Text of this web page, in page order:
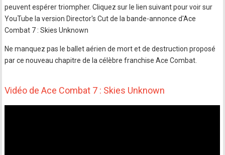
peuvent espérer triompher. Cliquez sur le lien suivant pour voir sur
YouTube la version Director's Cut de la bande-annonce d'Ace
Combat 7 : Skies Unknown
Ne manquez pas le ballet aérien de mort et de destruction proposé
par ce nouveau chapitre de la célèbre franchise Ace Combat.
Vidéo de Ace Combat 7 : Skies Unknown